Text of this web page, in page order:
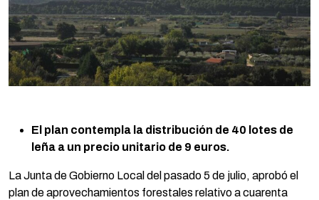
El plan contempla la distribución de 40 lotes de
leña a un precio unitario de 9 euros.
La Junta de Gobierno Local del pasado 5 de julio, aprobó el
plan de aprovechamientos forestales relativo a cuarenta